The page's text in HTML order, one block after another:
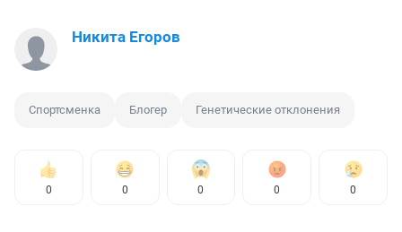
Никита Егоров
Спортсменка Блогер Генетические отклонения
0 0 0 0 0